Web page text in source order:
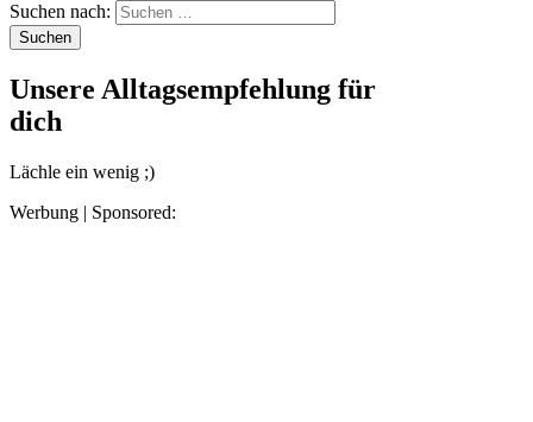
Suchen nach:
Unsere Alltagsempfehlung für
dich
Lächle ein wenig ;)
Werbung | Sponsored: